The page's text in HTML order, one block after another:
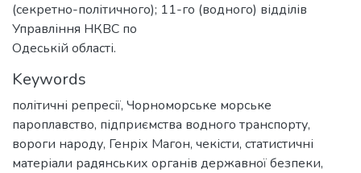
(секретно-політичного); 11-го (водного) відділів
Управління НКВС по
Одеській області.
Keywords
політичні репресії, Чорноморське морське
пароплавство, підприємства водного транспорту,
вороги народу, Генріх Магон, чекісти, статистичні
матеріали радянських органів державної безпеки,